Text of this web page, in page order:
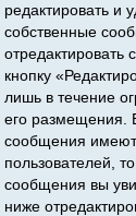
редактировать и
собственные
кнопку
лишь в течение
его размещения.
сообщения
пользователей,
сообщения вы
ниже